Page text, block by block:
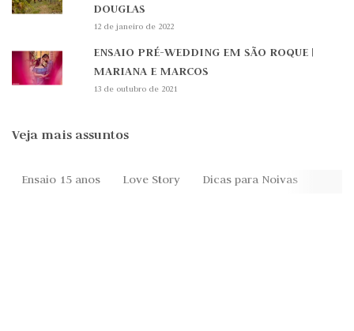
DOUGLAS
12 de janeiro de 2022
ENSAIO PRÉ-WEDDING EM SÃO ROQUE |
MARIANA E MARCOS
13 de outubro de 2021
Veja mais assuntos
Ensaio 15 anos Love Story Dicas para Noivas